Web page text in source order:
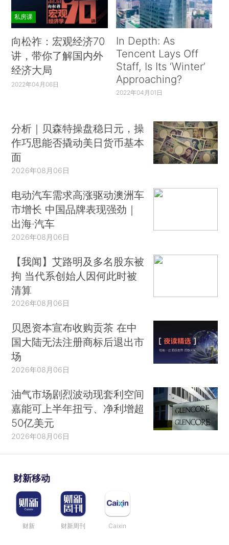
私房课
向松祚：宏观经济70
讲，带你了解国内外
经济大局
2022年04月06日
In Depth: As
Tencent Lays Off
Staff, Is Its ‘Winter’
Approaching?
2022年04月01日
分析｜贝森特操盘稳日元，操
作巧思能否撬动美日货币基本
面
2026年08月06日
电动汽车需求高涨驱动澳洲车
市增长 中国品牌表现强劲｜
出海·汽车
2026年08月06日
【我闻】艾路明及多名股东被
拘 当代系创始人因何此时被
清算
2026年08月06日
贝恩资本宣布收购贡茶 在中
国大陆无法注册商标后退出市
场
2026年08月06日
油气市场剧烈波动现套利空间
嘉能可上半年扭亏、净利增超
50亿美元
2026年08月06日
财新移动
财新 财新周刊 Caixin